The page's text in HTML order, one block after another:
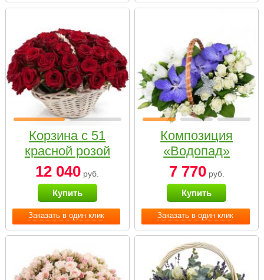
Заказать в один клик
Корзина с 51
красной розой
12 040 руб.
Купить
Заказать в один клик
Композиция
«Водопад»
7 770руб.
Купить